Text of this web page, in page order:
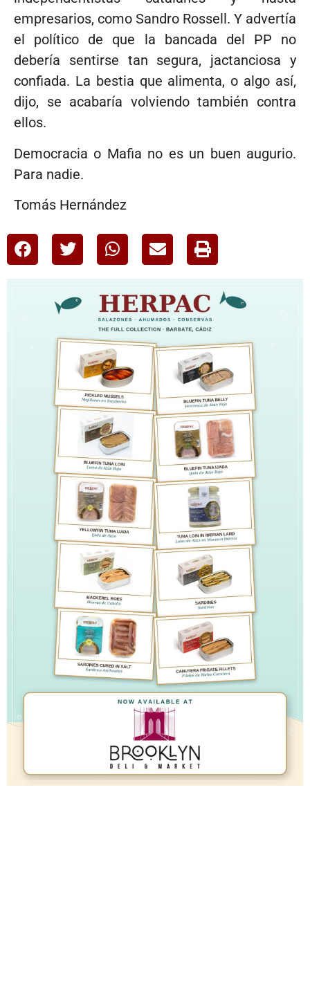
empresarios, como Sandro Rossell. Y advertía
el político de que la bancada del PP no
debería sentirse tan segura, jactanciosa y
confiada. La bestia que alimenta, o algo así,
dijo, se acabaría volviendo también contra
ellos.
Democracia o Mafia no es un buen augurio.
Para nadie.
Tomás Hernández